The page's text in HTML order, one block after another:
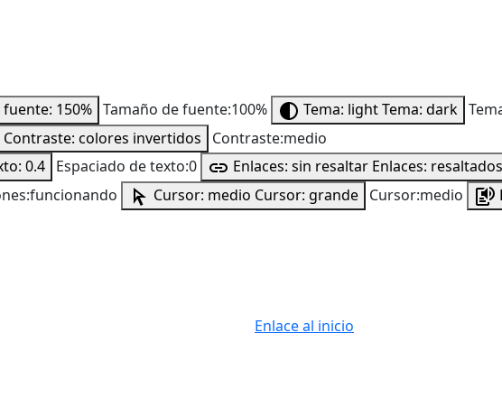
150% Tamaño de fuente:100% Tema: lightTema: dark
Contraste: colores invertidos
Contraste:medio
0.4 Espaciado de texto:0 Enlaces: sin resaltar Enlaces: resaltados
Cursor: medio Cursor: grande Cursor:medio
Enlace al inicio